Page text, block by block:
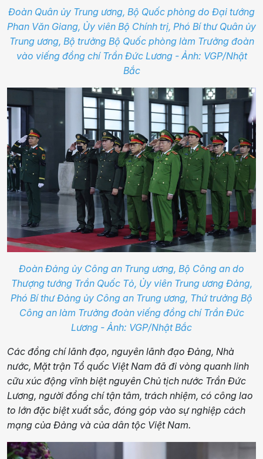
Đoàn Quân ủy Trung ương, Bộ Quốc phòng do Đại tướng
Phan Văn Giang, Ủy viên Bộ Chính trị, Phó Bí thư Quân ủy
Trung ương, Bộ trưởng Bộ Quốc phòng làm Trưởng đoàn
vào viếng đồng chí Trần Đức Lương - Ảnh: VGP/Nhật
Bắc
Đoàn Đảng ủy Công an Trung ương, Bộ Công an do
Thượng tướng Trần Quốc Tỏ, Ủy viên Trung ương Đảng,
Phó Bí thư Đảng ủy Công an Trung ương, Thứ trưởng Bộ
Công an làm Trưởng đoàn viếng đồng chí Trần Đức
Lương - Ảnh: VGP/Nhật Bắc
Các đồng chí lãnh đạo, nguyên lãnh đạo Đảng, Nhà
nước, Mặt trận Tổ quốc Việt Nam đã đi vòng quanh linh
cữu xúc động vĩnh biệt nguyên Chủ tịch nước Trần Đức
Lương, người đồng chí tận tâm, trách nhiệm, có công lao
to lớn đặc biệt xuất sắc, đóng góp vào sự nghiệp cách
mạng của Đảng và của dân tộc Việt Nam.